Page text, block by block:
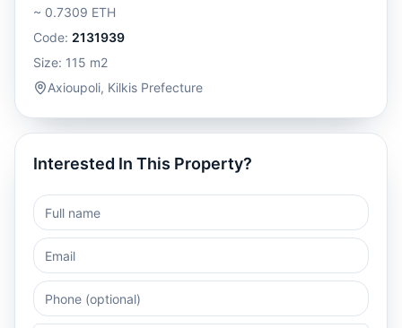
~ 0.7309 ETH
Code: 2131939
Size: 115 m2
Axioupoli, Kilkis Prefecture
Interested In This Property?